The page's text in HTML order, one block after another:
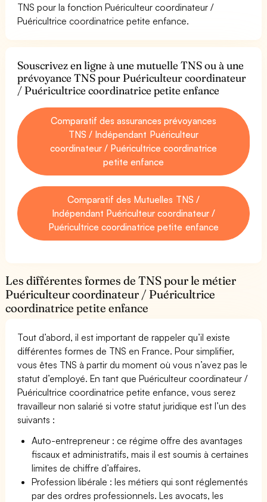
TNS pour la fonction Puériculteur coordinateur /
Puéricultrice coordinatrice petite enfance.
Souscrivez en ligne à une mutuelle TNS ou à une
prévoyance TNS pour Puériculteur coordinateur
/ Puéricultrice coordinatrice petite enfance
Comparatif des assurances prévoyances
TNS / Indépendant Puériculteur
coordinateur / Puéricultrice coordinatrice
petite enfance
Comparatif des Mutuelles TNS /
Indépendant Puériculteur coordinateur /
Puéricultrice coordinatrice petite enfance
Les différentes formes de TNS pour le métier
Puériculteur coordinateur / Puéricultrice
coordinatrice petite enfance
Tout d’abord, il est important de rappeler qu’il existe
différentes formes de TNS en France. Pour simplifier,
vous êtes TNS à partir du moment où vous n’avez pas le
statut d’employé. En tant que Puériculteur coordinateur /
Puéricultrice coordinatrice petite enfance, vous serez
travailleur non salarié si votre statut juridique est l’un des
suivants :
Auto-entrepreneur : ce régime offre des avantages
fiscaux et administratifs, mais il est soumis à certaines
limites de chiffre d’affaires.
Profession libérale : les métiers qui sont réglementés
par des ordres professionnels. Les avocats, les